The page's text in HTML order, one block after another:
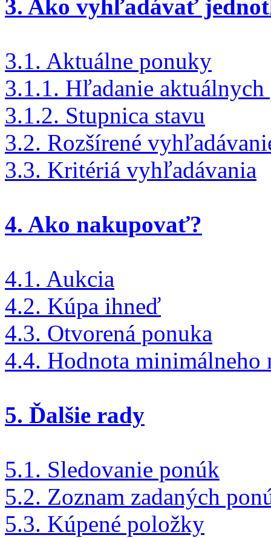
3. Ako vyhľadávať
3.1. Aktuálne ponuky
3.1.1. Hľadanie
3.1.2. Stupnica stavu
3.2. Rozšírené
3.3. Kritériá vyhľadávania
4. Ako nakupovať?
4.1. Aukcia
4.2. Kúpa ihneď
4.3. Otvorená ponuka
4.4. Hodnota minimálneho
5. Ďalšie rady
5.1. Sledovanie ponúk
5.2. Zoznam zadaných
5.3. Kúpené položky